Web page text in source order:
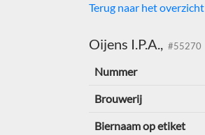
Terug naar het overzicht
Oijens I.P.A., #55270
Nummer
Brouwerij
Biernaam op etiket